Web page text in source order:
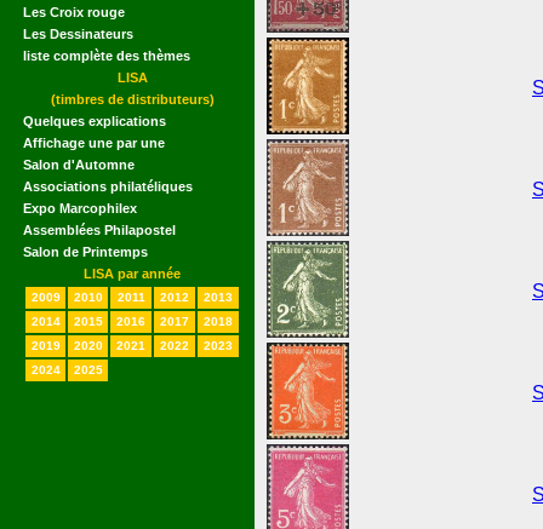
Les Croix rouge
Les Dessinateurs
liste complète des thèmes
LISA
(timbres de distributeurs)
Quelques explications
Affichage une par une
Salon d'Automne
Associations philatéliques
Expo Marcophilex
Assemblées Philapostel
Salon de Printemps
LISA par année
2009 2010 2011 2012
2013
2014
2015 2016 2017
2018
2019
2020 2021 2022
2023
2024
2025